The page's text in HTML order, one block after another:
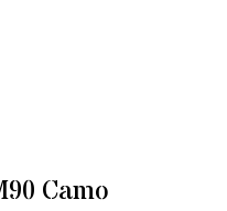
Camo